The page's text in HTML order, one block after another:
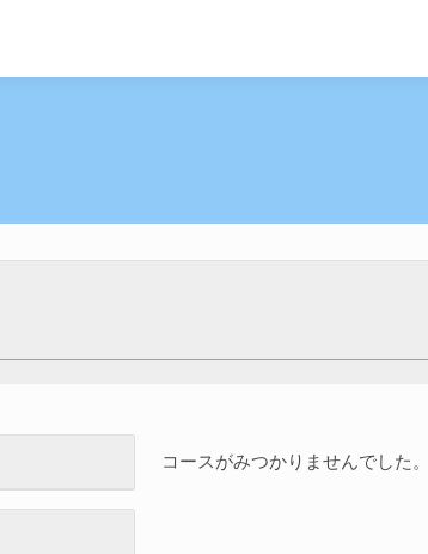
コースがみつかりませんでした。